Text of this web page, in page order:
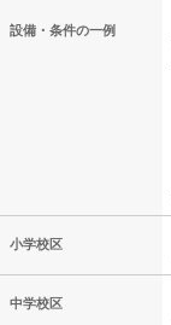
設備・条件の一例
小学校区
中学校区